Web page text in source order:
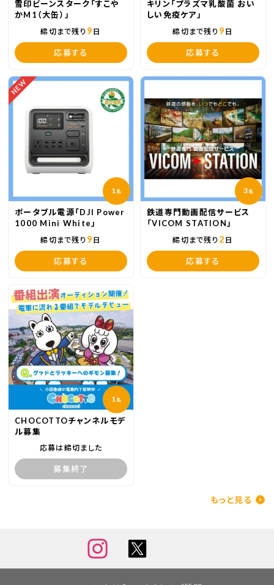
雪印ビーンスターク「すこや
かM1（大缶）」
締切まで残り 9 日
応募する
キリン「プラズマ乳酸菌 おい
しい免疫ケア」
締切まで残り 9 日
応募する
NEW
1 名
ポータブル電源「DJI Power
1000 Mini White」
締切まで残り 9 日
応募する
3名
鉄道専門動画配信サービス
「VICOM STATION」
締切まで残り 2 日
応募する
1名
CHOCOTTOチャンネルモデ
ル募集
応募は締切ました
募集終了
もっと見る